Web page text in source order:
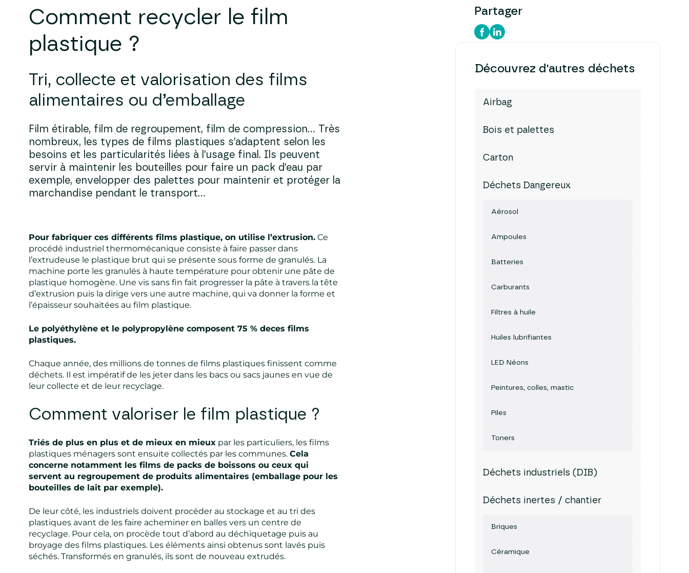
Comment recycler le film
plastique ?
Tri, collecte et valorisation des films
alimentaires ou d’emballage
Film étirable, film de regroupement, film de compression… Très
nombreux, les types de films plastiques s’adaptent selon les
besoins et les particularités liées à l’usage final. Ils peuvent
servir à maintenir les bouteilles pour faire un pack d’eau par
exemple, envelopper des palettes pour maintenir et protéger la
marchandise pendant le transport…
Pour fabriquer ces différents films plastique, on utilise l’extrusion. Ce
procédé industriel thermomécanique consiste à faire passer dans
l’extrudeuse le plastique brut qui se présente sous forme de granulés. La
machine porte les granulés à haute température pour obtenir une pâte de
plastique homogène. Une vis sans fin fait progresser la pâte à travers la tête
d’extrusion puis la dirige vers une autre machine, qui va donner la forme et
l’épaisseur souhaitées au film plastique.
Le polyéthylène et le polypropylène composent 75 % deces films
plastiques.
Chaque année, des millions de tonnes de films plastiques finissent comme
déchets. Il est impératif de les jeter dans les bacs ou sacs jaunes en vue de
leur collecte et de leur recyclage.
Comment valoriser le film plastique ?
Triés de plus en plus et de mieux en mieux par les particuliers, les films
plastiques ménagers sont ensuite collectés par les communes. Cela
concerne notamment les films de packs de boissons ou ceux qui
servent au regroupement de produits alimentaires (emballage pour les
bouteilles de lait par exemple).
De leur côté, les industriels doivent procéder au stockage et au tri des
plastiques avant de les faire acheminer en balles vers un centre de
recyclage. Pour cela, on procède tout d’abord au déchiquetage puis au
broyage des films plastiques. Les éléments ainsi obtenus sont lavés puis
séchés. Transformés en granulés, ils sont de nouveau extrudés.
Partager
Découvrez d'autres déchets
Airbag
Bois et palettes
Carton
Déchets Dangereux
Aérosol
Ampoules
Batteries
Carburants
Filtres à huile
Huiles lubrifiantes
LED Néons
Peintures, colles, mastic
Piles
Toners
Déchets industriels (DIB)
Déchets inertes / chantier
Briques
Céramique